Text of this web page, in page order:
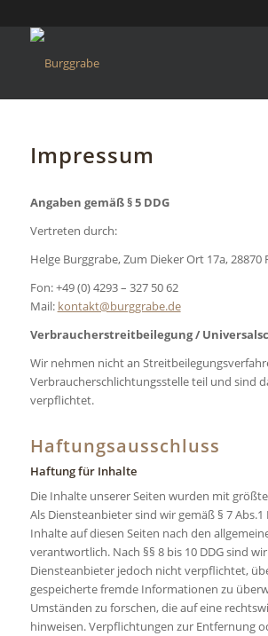
Impressum
Angaben gemäß § 5 DDG
Vertreten durch:
Helge Burggrabe, Zum Dieker Ort 17a, 28870
Fon: +49 (0) 4293 – 327 50 62
Mail: kontakt@burggrabe.de
Verbraucherstreitbeilegung /
Wir nehmen nicht an
Verbraucherschlichtungsstelle teil und sind
verpflichtet.
Haftungsausschluss
Haftung für Inhalte
Die Inhalte unserer Seiten wurden mit
Als Diensteanbieter sind wir gemäß § 7 Abs.1
Inhalte auf diesen Seiten nach den
verantwortlich. Nach §§ 8 bis 10 DDG sind
Diensteanbieter jedoch nicht verpflichtet,
gespeicherte fremde Informationen zu
Umständen zu forschen, die auf eine
hinweisen. Verpflichtungen zur Entfernung